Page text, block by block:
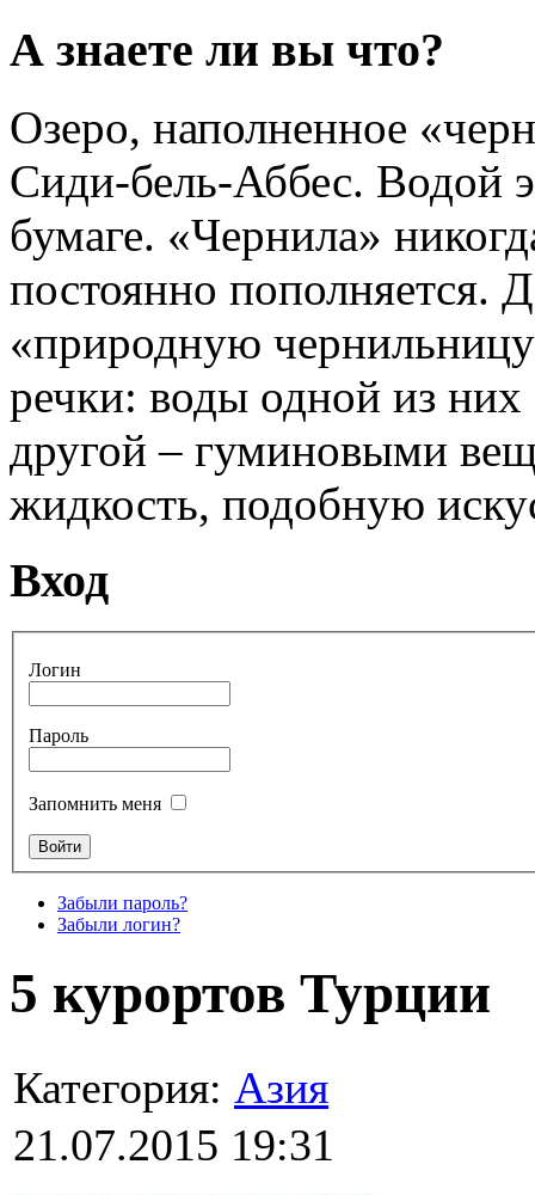
А знаете ли вы что?
Озеро, наполненное
Сиди-бель-Аббес. Водой
бумаге. «Чернила»
постоянно пополняется.
«природную
речки: воды одной из них
другой – гуминовыми
жидкость, подобную
Вход
Логин
Пароль
Запомнить меня
Забыли пароль?
Забыли логин?
5 курортов Турции
Категория: Азия
21.07.2015 19:31